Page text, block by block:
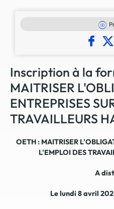
Inscription à la
MAITRISER
ENTREPRISES
TRAVAILLEURS
OETH : MAITRISER
L'EMPLOI DES
A
Le lundi 8 avril